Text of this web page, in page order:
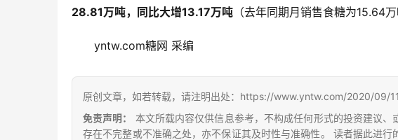
28.81万吨，同比大增13.17万吨 （去年同期月销售食糖为15.64万
yntw.com糖网 采编
原创文章，如若转载，请注明出处：https://www.yntw.com/2020/09/
免责声明：
本文所载内容仅供信息参考，不构成任何形式的投资建议
存在不完整或不准确之处，亦不保证其及时性与准确性。 读者据此进